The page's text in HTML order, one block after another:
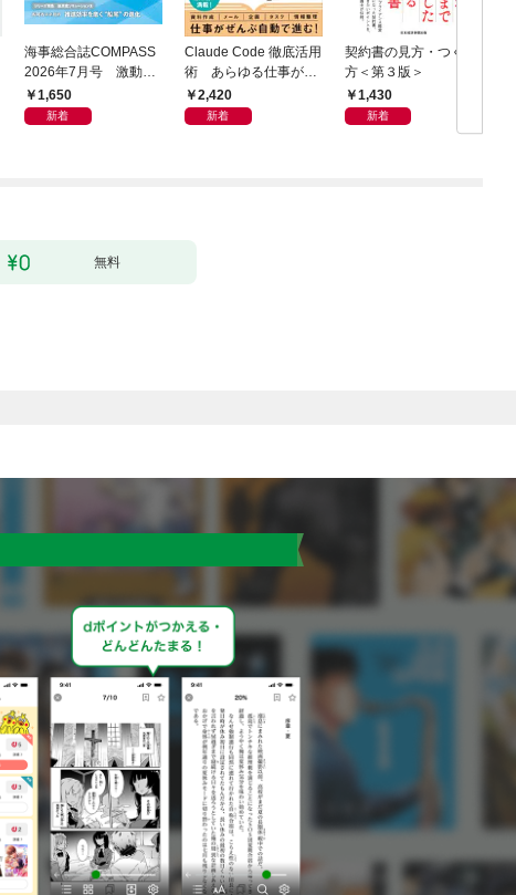
海事総合誌COMPASS
2026年7月号 激動の
時代の海運経営 主要
邦船社トップに聞く
1,650
新着
Claude Code 徹底活用
術 あらゆる仕事が爆
速化する
2,420
新着
契約書の見方・つくり
方＜第３版＞
1,430
新着
無料